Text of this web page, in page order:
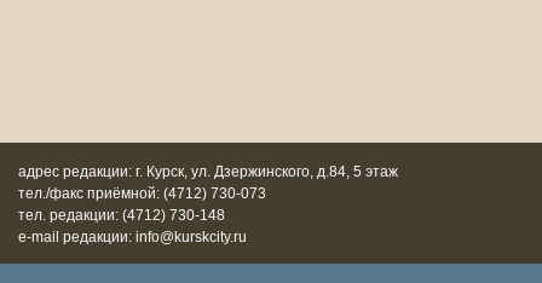
адрес редакции: г. Курск, ул. Дзержинского, д.84, 5 этаж
тел./факс приёмной: (4712) 730-073
тел. редакции: (4712) 730-148
e-mail редакции: info@kurskcity.ru